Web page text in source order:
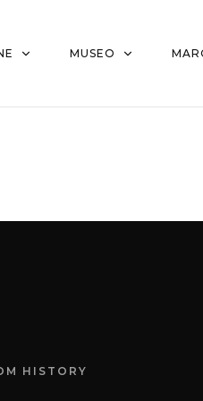
MUSEO
HISTORY